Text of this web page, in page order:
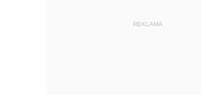
REKLAMA